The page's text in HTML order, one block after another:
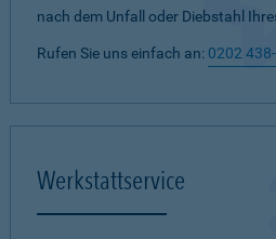
nach dem Unfall oder Diebstahl
Rufen Sie uns einfach an: 0202
Werkstattservice